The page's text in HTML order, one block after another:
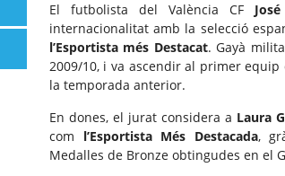
El futbolista del València CF
internacionalitat amb la selecció
l’Esportista més Destacat. Gayà
2009/10, i va ascendir al primer
la temporada anterior.
En dones, el jurat considera a Laura
com l’Esportista Més Destacada,
Medalles de Bronze obtingudes en el